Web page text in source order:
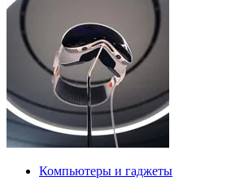
Компьютеры и гаджеты